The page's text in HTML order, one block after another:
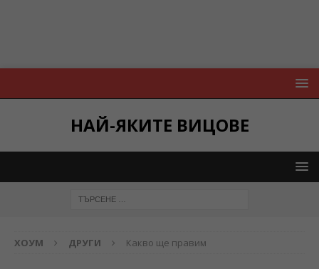
НАЙ-ЯКИТЕ ВИЦОВЕ
ХОУМ ДРУГИ Какво ще правим